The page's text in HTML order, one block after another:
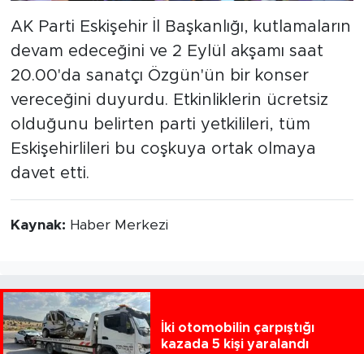
AK Parti Eskişehir İl Başkanlığı, kutlamaların
devam edeceğini ve 2 Eylül akşamı saat
20.00'da sanatçı Özgün'ün bir konser
vereceğini duyurdu. Etkinliklerin ücretsiz
olduğunu belirten parti yetkilileri, tüm
Eskişehirlileri bu coşkuya ortak olmaya
davet etti.
Kaynak: Haber Merkezi
İki otomobilin çarpıştığı
kazada 5 kişi yaralandı